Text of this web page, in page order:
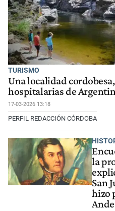
TURISMO
Una localidad
hospitalarias de
17-03-2026 13:18
PERFIL REDACCIÓN CÓRDOBA
la
San
hizo